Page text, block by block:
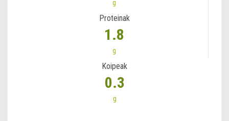
g
Proteinak
1.8
g
Koipeak
0.3
g